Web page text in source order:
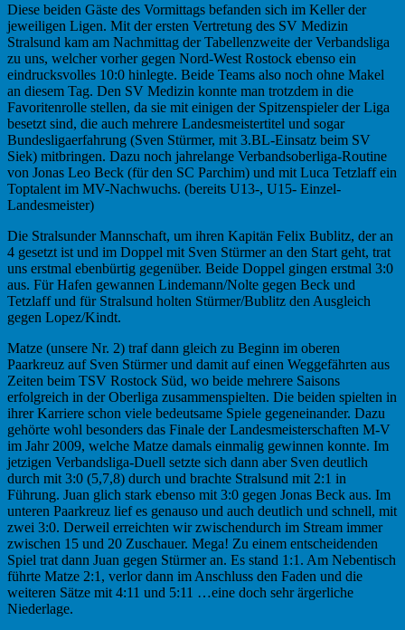
Diese beiden Gäste des Vormittags befanden sich im Keller der
jeweiligen Ligen. Mit der ersten Vertretung des SV Medizin
Stralsund kam am Nachmittag der Tabellenzweite der Verbandsliga
zu uns, welcher vorher gegen Nord-West Rostock ebenso ein
eindrucksvolles 10:0 hinlegte. Beide Teams also noch ohne Makel
an diesem Tag. Den SV Medizin konnte man trotzdem in die
Favoritenrolle stellen, da sie mit einigen der Spitzenspieler der Liga
besetzt sind, die auch mehrere Landesmeistertitel und sogar
Bundesligaerfahrung (Sven Stürmer, mit 3.BL-Einsatz beim SV
Siek) mitbringen. Dazu noch jahrelange Verbandsoberliga-Routine
von Jonas Leo Beck (für den SC Parchim) und mit Luca Tetzlaff ein
Toptalent im MV-Nachwuchs. (bereits U13-, U15- Einzel-
Landesmeister)
Die Stralsunder Mannschaft, um ihren Kapitän Felix Bublitz, der an
4 gesetzt ist und im Doppel mit Sven Stürmer an den Start geht, trat
uns erstmal ebenbürtig gegenüber. Beide Doppel gingen erstmal 3:0
aus. Für Hafen gewannen Lindemann/Nolte gegen Beck und
Tetzlaff und für Stralsund holten Stürmer/Bublitz den Ausgleich
gegen Lopez/Kindt.
Matze (unsere Nr. 2) traf dann gleich zu Beginn im oberen
Paarkreuz auf Sven Stürmer und damit auf einen Weggefährten aus
Zeiten beim TSV Rostock Süd, wo beide mehrere Saisons
erfolgreich in der Oberliga zusammenspielten. Die beiden spielten in
ihrer Karriere schon viele bedeutsame Spiele gegeneinander. Dazu
gehörte wohl besonders das Finale der Landesmeisterschaften M-V
im Jahr 2009, welche Matze damals einmalig gewinnen konnte. Im
jetzigen Verbandsliga-Duell setzte sich dann aber Sven deutlich
durch mit 3:0 (5,7,8) durch und brachte Stralsund mit 2:1 in
Führung. Juan glich stark ebenso mit 3:0 gegen Jonas Beck aus. Im
unteren Paarkreuz lief es genauso und auch deutlich und schnell, mit
zwei 3:0. Derweil erreichten wir zwischendurch im Stream immer
zwischen 15 und 20 Zuschauer. Mega! Zu einem entscheidenden
Spiel trat dann Juan gegen Stürmer an. Es stand 1:1. Am Nebentisch
führte Matze 2:1, verlor dann im Anschluss den Faden und die
weiteren Sätze mit 4:11 und 5:11 …eine doch sehr ärgerliche
Niederlage.